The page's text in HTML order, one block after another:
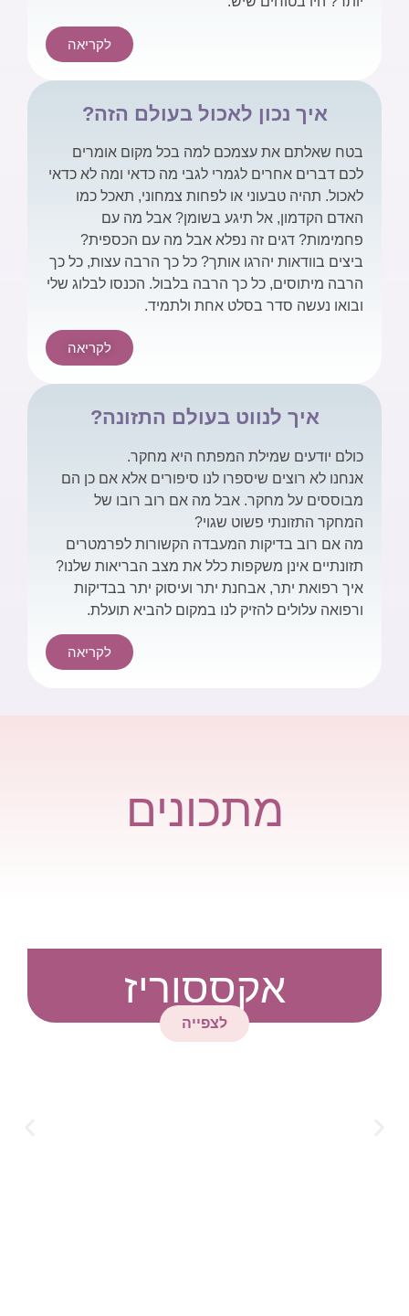
לקריאה
איך נכון לאכול בעולם הזה?
בטח שאלתם את עצמכם למה בכל מקום אומרים
לכם דברים אחרים לגמרי לגבי מה כדאי ומה לא כדאי
לאכול. תהיה טבעוני או לפחות צמחוני, תאכל כמו
האדם הקדמון, אל תיגע בשומן? אבל מה עם
פחמימות? דגים זה נפלא אבל מה עם הכספית?
ביצים בוודאות יהרגו אותך? כל כך הרבה עצות, כל כך
הרבה מיתוסים, כל כך הרבה בלבול. הכנסו לבלוג שלי
ובואו נעשה סדר בסלט אחת ולתמיד.
לקריאה
איך לנווט בעולם התזונה?
כולם יודעים שמילת המפתח היא מחקר.
אנחנו לא רוצים שיספרו לנו סיפורים אלא אם כן הם
מבוססים על מחקר. אבל מה אם רוב רובו של
המחקר התזונתי פשוט שגוי?
מה אם רוב בדיקות המעבדה הקשורות לפרמטרים
תזונתיים אינן משקפות כלל את מצב הבריאות שלנו?
איך רפואת יתר, אבחנת יתר ועיסוק יתר בבדיקות
ורפואה עלולים להזיק לנו במקום להביא תועלת.
לקריאה
מתכונים
אקססוריז
לצפייה